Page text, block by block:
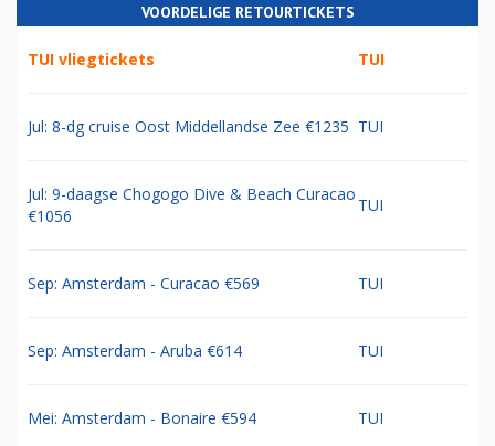
VOORDELIGE RETOURTICKETS
TUI vliegtickets TUI
Jul: 8-dg cruise Oost Middellandse Zee €1235 TUI
Jul: 9-daagse Chogogo Dive & Beach Curacao
€1056
TUI
Sep: Amsterdam - Curacao €569 TUI
Sep: Amsterdam - Aruba €614 TUI
Mei: Amsterdam - Bonaire €594 TUI